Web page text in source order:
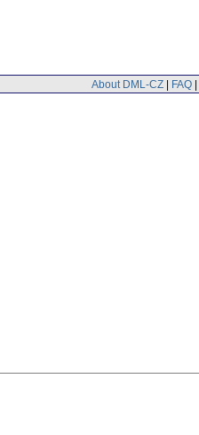
About DML-CZ | FAQ |